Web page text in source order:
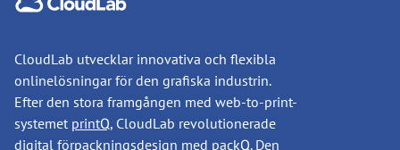
CloudLab utvecklar innovativa och flexibla
onlinelösningar för den grafiska industrin.
Efter den stora framgången med web-to-print-
systemet printQ, CloudLab revolutionerade
digital förpackningsdesign med packQ. Den